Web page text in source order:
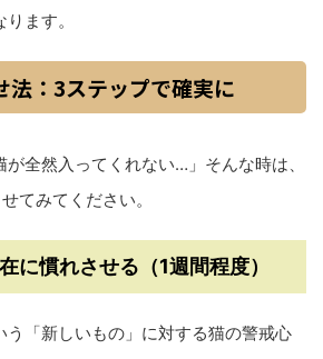
ます。
法：3ステップで確実に
が全然入ってくれない…」そんな時は、
てみてください。
に慣れさせる（1週間程度）
う「新しいもの」に対する猫の警戒心